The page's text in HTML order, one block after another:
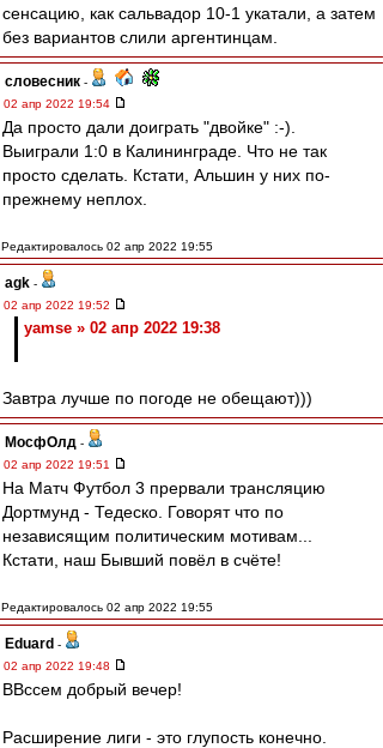
сенсацию, как сальвадор 10-1 укатали, а затем
без вариантов слили аргентинцам.
словесник -
02 апр 2022 19:54
Да просто дали доиграть "двойке" :-).
Выиграли 1:0 в Калининграде. Что не так
просто сделать. Кстати, Альшин у них по-
прежнему неплох.
Редактировалось 02 апр 2022 19:55
agk -
02 апр 2022 19:52
yamse » 02 апр 2022 19:38
Завтра лучше по погоде не обещают)))
МосфОлд -
02 апр 2022 19:51
На Матч Футбол 3 прервали трансляцию
Дортмунд - Тедеско. Говорят что по
независящим политическим мотивам...
Кстати, наш Бывший повёл в счёте!
Редактировалось 02 апр 2022 19:55
Eduard -
02 апр 2022 19:48
ВВссем добрый вечер!
Расширение лиги - это глупость конечно.